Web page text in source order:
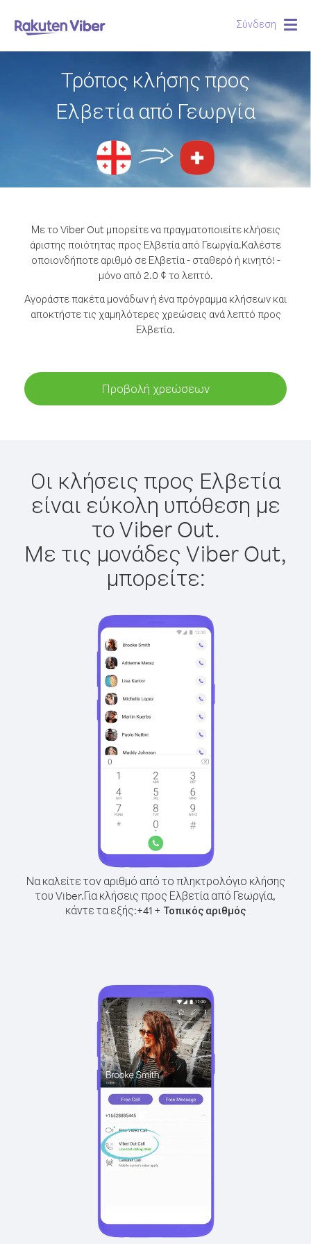
Σύνδεση
Τρόπος κλήσης προς
Ελβετία από Γεωργία
Με το Viber Out μπορείτε να πραγματοποιείτε κλήσεις
άριστης ποιότητας προς Ελβετία από Γεωργία.Καλέστε
οποιονδήποτε αριθμό σε Ελβετία - σταθερό ή κινητό! -
μόνο από 2.0 ¢ το λεπτό.
Αγοράστε πακέτα μονάδων ή ένα πρόγραμμα κλήσεων και
αποκτήστε τις χαμηλότερες χρεώσεις ανά λεπτό προς
Ελβετία.
Προβολή χρεώσεων
Οι κλήσεις προς Ελβετία
είναι εύκολη υπόθεση με
το Viber Out.
Με τις μονάδες Viber Out,
μπορείτε:
Να καλείτε τον αριθμό από το πληκτρολόγιο κλήσης
του Viber.Για κλήσεις προς Ελβετία από Γεωργία,
κάντε τα εξής:+41 + Τοπικός αριθμός